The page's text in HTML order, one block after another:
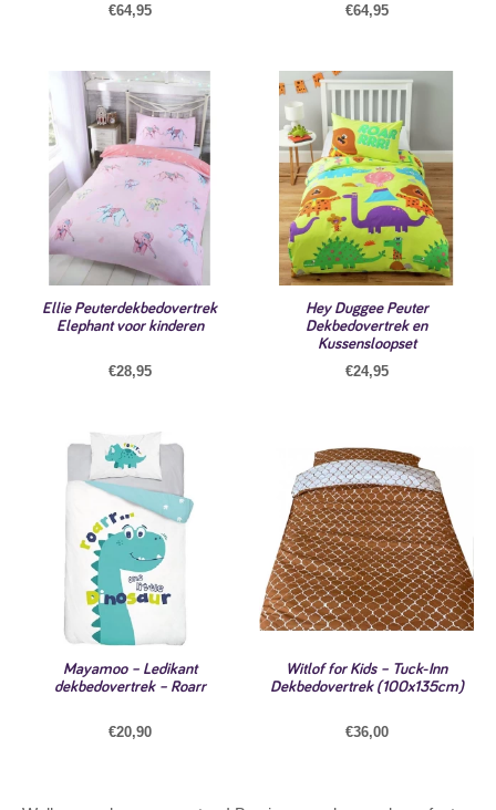
€64,95 €64,95
Ellie Peuterdekbedovertrek
Elephant voor kinderen
€28,95
Hey Duggee Peuter
Dekbedovertrek en
Kussensloopset
€24,95
Mayamoo – Ledikant
dekbedovertrek – Roarr
€20,90
Witlof for Kids – Tuck-Inn
Dekbedovertrek (100x135cm)
€36,00